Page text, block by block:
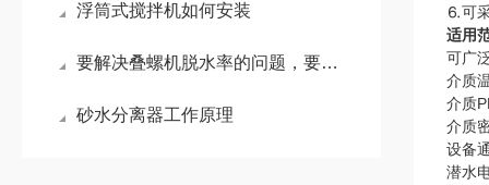
浮筒式搅拌机如何安装
要解决叠螺机脱水率的问题，要明确几个因素
砂水分离器工作原理
⒍可
适用
可广
介质
介质
介质
设备
潜水